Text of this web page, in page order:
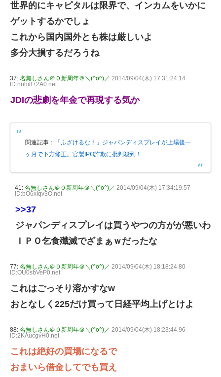
世界的にキャピタルは限界で、インカムをいかに
ゲットするかでしょ
これから国内国外とも株は厳しいよ
多分大損するだろうね
37: 名無しさん＠０新周年＠＼(^o^)／ 2014/09/04(木) 17:31:24.14
ID:nnhi8+2A0.net
JDIの悲劇を年金で再現する気か
関連記事：
「ふざけるな！」ジャパンディスプレイが上場後一
ヶ月で下方修正。官製IPO詐欺に批判殺到！
41: 名無しさん＠０新周年＠＼(^o^)／ 2014/09/04(木) 17:34:19.57
ID:bO6xIqv3O.net
>>37
ジャパンディスプレイは買うやつの方がが悪いわ
ＩＰＯ乞食殲滅でざまぁｗだったな
77: 名無しさん＠０新周年＠＼(^o^)／ 2014/09/04(木) 18:18:24.80
ID:OU0sbVeP0.net
これはごっそり溶かすなw
おとなしく225だけ買って日経平均上げとけよ
88: 名無しさん＠０新周年＠＼(^o^)／ 2014/09/04(木) 18:23:44.96
ID:2KAucgvH0.net
これは絶好の買場になるで
おまいら借金してでも買え